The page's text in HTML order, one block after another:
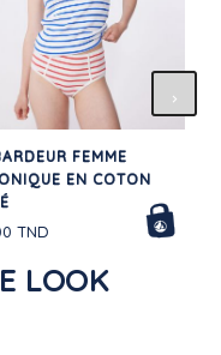
FEMME
EN COTON
TND
LOOK